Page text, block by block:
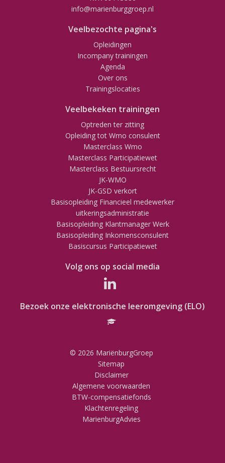
info@marienburggroep.nl
Veelbezochte pagina's
Opleidingen
Incompany trainingen
Agenda
Over ons
Trainingslocaties
Veelbekeken trainingen
Optreden ter zitting
Opleiding tot Wmo consulent
Masterclass Wmo
Masterclass Participatiewet
Masterclass Bestuursrecht
JK-WMO
JK-GSD verkort
Basisopleiding Financieel medewerker
uitkeringsadministratie
Basisopleiding Klantmanager Werk
Basisopleiding Inkomensconsulent
Basiscursus Participatiewet
Volg ons op social media
Bezoek onze elektronische leeromgeving (ELO)
© 2026 MariënburgGroep
Sitemap
Disclaimer
Algemene voorwaarden
BTW-compensatiefonds
Klachtenregeling
MarienburgAdvies